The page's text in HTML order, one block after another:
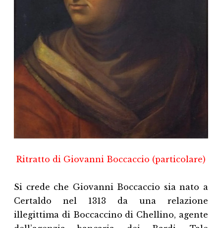
Ritratto di Giovanni Boccaccio (particolare)
Si crede che Giovanni Boccaccio sia nato a
Certaldo nel 1313 da una relazione
illegittima di Boccaccino di Chellino, agente